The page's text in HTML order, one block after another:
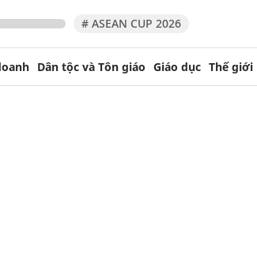
# ASEAN CUP 2026
Dân tộc và Tôn giáo Giáo dục Thế giới